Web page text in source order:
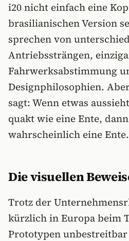
i20 nicht einfach eine
brasilianischen Version
sprechen von
Antriebssträngen,
Fahrwerksabstimmung
Designphilosophien.
sagt: Wenn etwas
quakt wie eine Ente,
wahrscheinlich eine Ente.
Die visuellen
Trotz der
kürzlich in Europa beim
Prototypen